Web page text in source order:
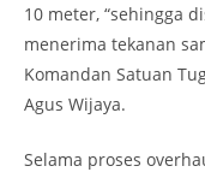
10 meter, “sehingga
menerima tekanan
Komandan Satuan
Agus Wijaya.
Selama proses